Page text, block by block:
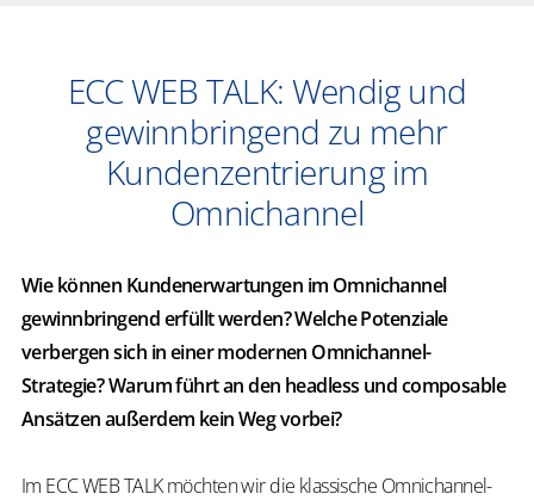
ECC WEB TALK: Wendig und
gewinnbringend zu mehr
Kundenzentrierung im
Omnichannel
Wie können Kundenerwartungen im Omnichannel
gewinnbringend erfüllt werden? Welche Potenziale
verbergen sich in einer modernen Omnichannel-
Strategie? Warum führt an den headless und composable
Ansätzen außerdem kein Weg vorbei?
Im ECC WEB TALK möchten wir die klassische Omnichannel-